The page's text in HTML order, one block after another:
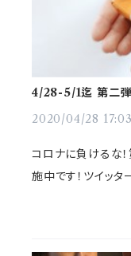
4/28-5/1迄 第二弾！コロナに負けるな！働くあなたを応
2020/04/28 17:03
コロナに負けるな
施中です！ツイッ
す！！是非ご覧下